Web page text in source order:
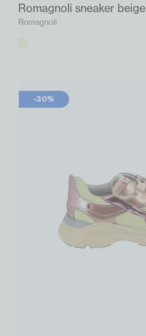
Romagnoli sneaker beige
Romagnoli
-30%